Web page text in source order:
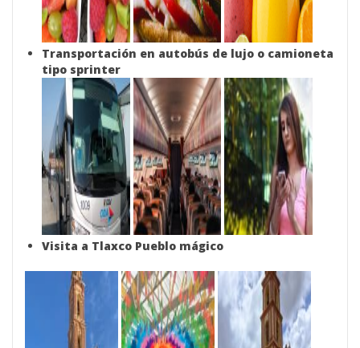
Transportación en autobús de lujo o camioneta
tipo sprinter
Visita a Tlaxco Pueblo mágico